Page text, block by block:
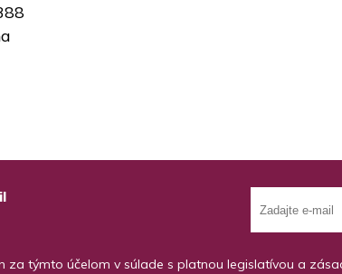
za týmto účelom v súlade s platnou legislatívou a